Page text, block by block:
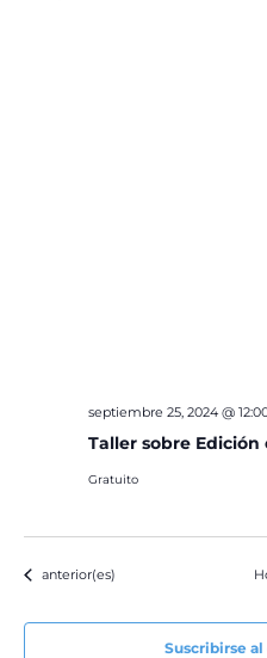
Taller sobre
septiembre 25, 2024 @
Gratuito
Eventos
anterior(es)
Suscribirse